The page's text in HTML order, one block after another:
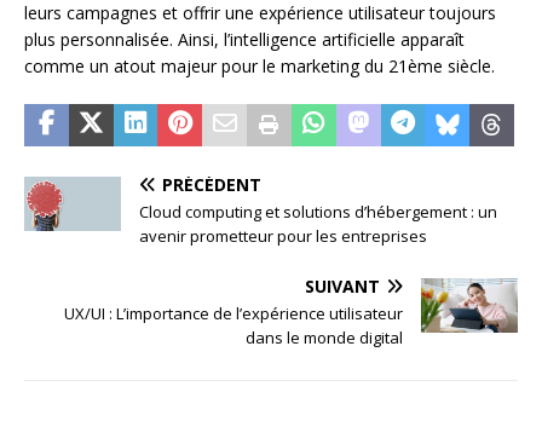
leurs campagnes et offrir une expérience utilisateur toujours
plus personnalisée. Ainsi, l’intelligence artificielle apparaît
comme un atout majeur pour le marketing du 21ème siècle.
PRÉCÉDENT
Cloud computing et solutions d’hébergement : un
avenir prometteur pour les entreprises
SUIVANT
UX/UI : L’importance de l’expérience utilisateur
dans le monde digital